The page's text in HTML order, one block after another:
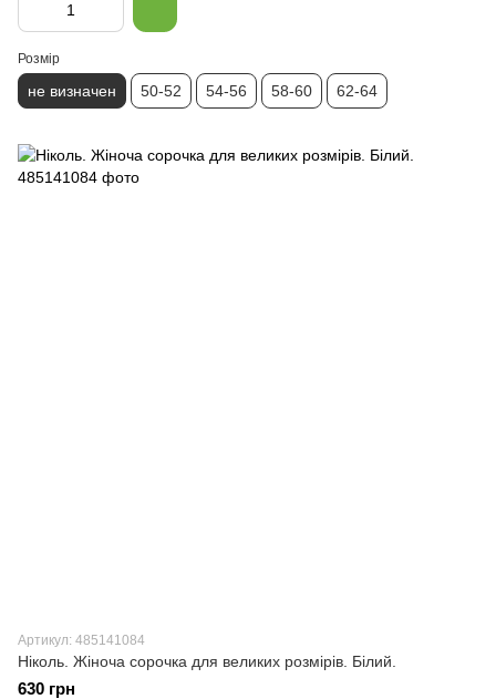
Розмір
не визначен 50-52 54-56 58-60 62-64
Артикул: 485141084
Ніколь. Жіноча сорочка для великих розмірів. Білий.
630 грн